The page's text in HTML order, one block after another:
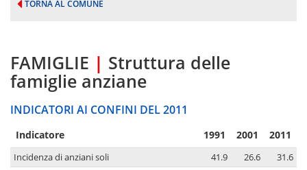
TORNA AL COMUNE
FAMIGLIE | Struttura delle
famiglie anziane
INDICATORI AI CONFINI DEL 2011
Indicatore 1991 2001 2011
Incidenza di anziani soli 41.9 26.6
31.6